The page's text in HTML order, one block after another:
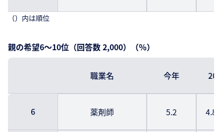
（）内は順位
親の希望6～10位（回答数 2,000）（％）
職業名 今年
6 薬剤師 5.2 4.8